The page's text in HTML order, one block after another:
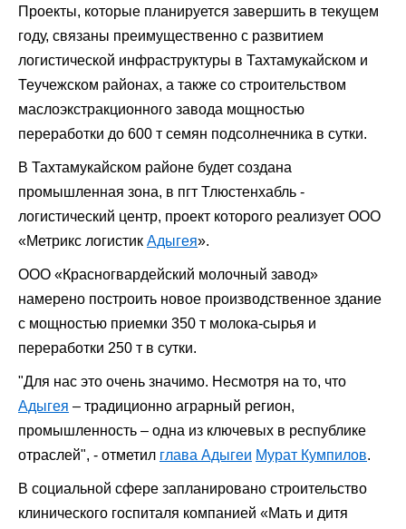
Проекты, которые планируется завершить в текущем
году, связаны преимущественно с развитием
логистической инфраструктуры в Тахтамукайском и
Теучежском районах, а также со строительством
маслоэкстракционного завода мощностью
переработки до 600 т семян подсолнечника в сутки.
В Тахтамукайском районе будет создана
промышленная зона, в пгт Тлюстенхабль -
логистический центр, проект которого реализует ООО
«Метрикс логистик Адыгея».
ООО «Красногвардейский молочный завод»
намерено построить новое производственное здание
с мощностью приемки 350 т молока-сырья и
переработки 250 т в сутки.
"Для нас это очень значимо. Несмотря на то, что
Адыгея – традиционно аграрный регион,
промышленность – одна из ключевых в республике
отраслей", - отметил глава Адыгеи Мурат Кумпилов.
В социальной сфере запланировано строительство
клинического госпиталя компанией «Мать и дитя